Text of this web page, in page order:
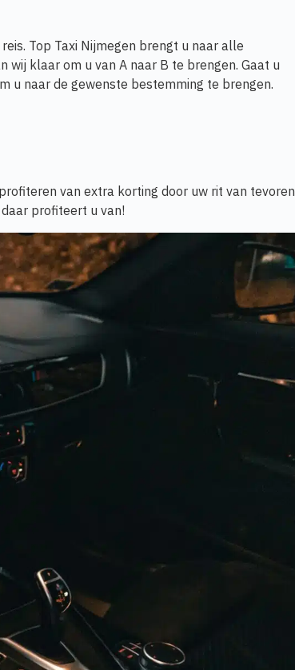
Top Taxi Nijmegen brengt u naar alle
wij klaar om u van A naar B te brengen. Gaat u
u naar de gewenste bestemming te brengen.
van extra korting door uw rit van tevoren
profiteert u van!